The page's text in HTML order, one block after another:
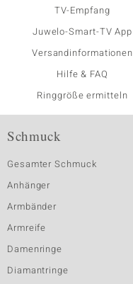
TV-Empfang
Juwelo-Smart-TV App
Versandinformationen
Hilfe & FAQ
Ringgröße ermitteln
Schmuck
Gesamter Schmuck
Anhänger
Armbänder
Armreife
Damenringe
Diamantringe